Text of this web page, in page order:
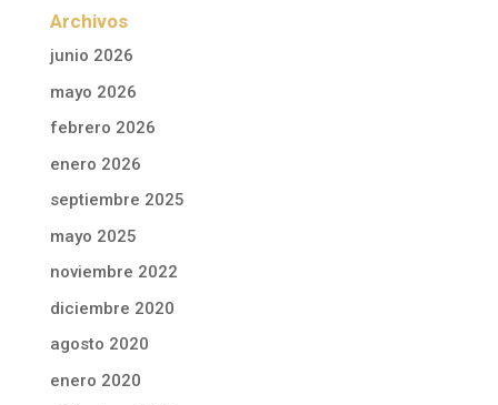
Archivos
junio 2026
mayo 2026
febrero 2026
enero 2026
septiembre 2025
mayo 2025
noviembre 2022
diciembre 2020
agosto 2020
enero 2020